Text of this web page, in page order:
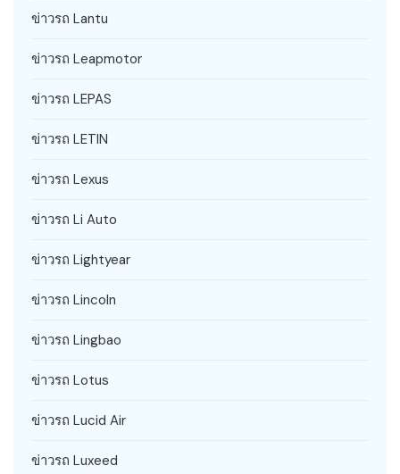
ข่าวรถ Lantu
ข่าวรถ Leapmotor
ข่าวรถ LEPAS
ข่าวรถ LETIN
ข่าวรถ Lexus
ข่าวรถ Li Auto
ข่าวรถ Lightyear
ข่าวรถ Lincoln
ข่าวรถ Lingbao
ข่าวรถ Lotus
ข่าวรถ Lucid Air
ข่าวรถ Luxeed